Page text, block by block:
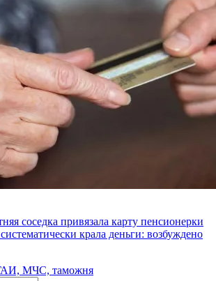
соседка привязала карту пенсионерки
крала деньги: возбуждено
МЧС, таможня